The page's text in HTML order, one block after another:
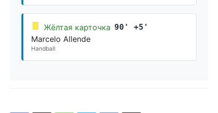
Жёлтая карточка 90' +5'
Marcelo Allende
Handball